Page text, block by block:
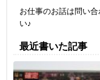
お仕事のお話は問い
い♪
最近書いた記事